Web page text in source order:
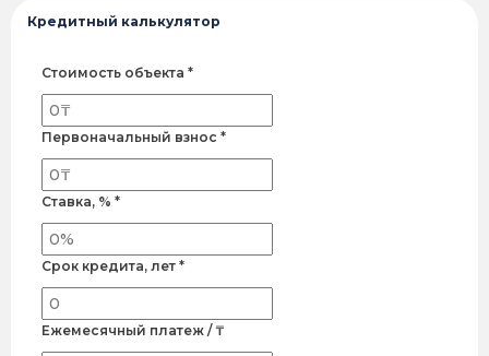
Кредитный калькулятор
Стоимость объекта *
Первоначальный взнос *
Ставка, % *
Срок кредита, лет *
Ежемесячный платеж / ₸